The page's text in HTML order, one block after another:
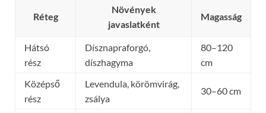
Réteg
Növények
javaslatként
Magasság
Hátsó
rész
Dísznapraforgó,
díszhagyma
80–120
cm
Középső
rész
Levendula, körömvirág,
zsálya
30–60 cm